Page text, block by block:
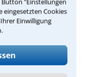
eingesetzten Cookies
Einwilligung
mit Ihrem
der ersten